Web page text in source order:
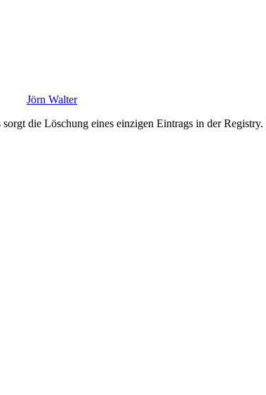
Jörn Walter
die Löschung eines einzigen Eintrags in der